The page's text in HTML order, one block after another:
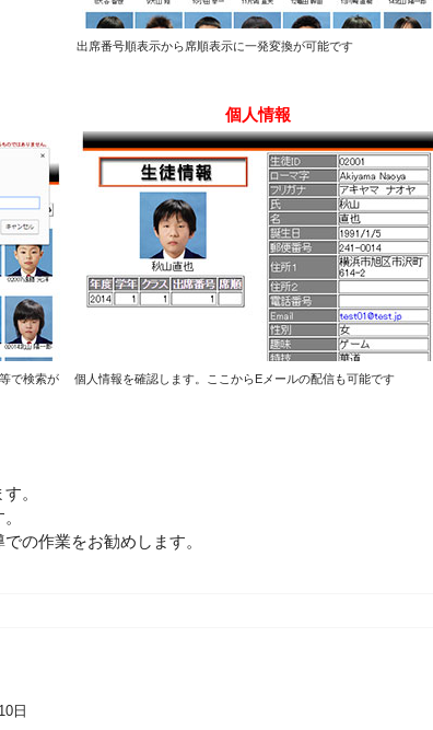
出席番号順表示から席順表示に一発変換が可能です
個人情報
で検索が
個人情報を確認します。ここからEメールの配信も可能です
。
の作業をお勧めします。
日